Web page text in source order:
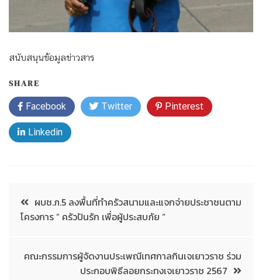
สนับสนุนข้อมูลข่าวสาร
SHARE
Facebook Twitter Pinterest
Linkedin
ผบช.ภ.5 ลงพื้นที่ทำครัวสนามและแจกจ่ายประชาชนตาม
โครงการ ” ครัวปันรัก เพื่อผู้ประสบภัย “
คณะกรรมการผู้จัดงานประเพณีเทศกาลกินเจเยาวราช ร่วม
ประกอบพิธีลอยกระทงเจเยาวราช 2567